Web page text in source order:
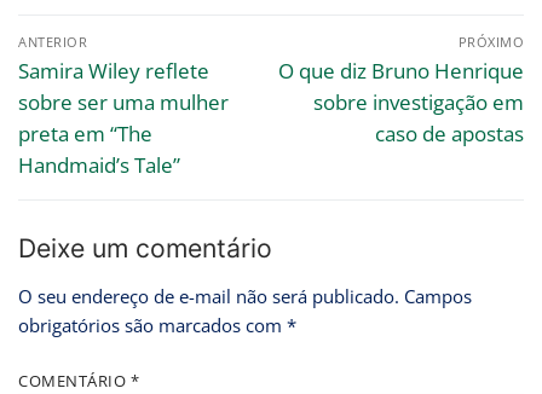
ANTERIOR
Samira Wiley reflete
sobre ser uma mulher
preta em “The
Handmaid’s Tale”
PRÓXIMO
O que diz Bruno Henrique
sobre investigação em
caso de apostas
Deixe um comentário
O seu endereço de e-mail não será publicado. Campos
obrigatórios são marcados com *
COMENTÁRIO *